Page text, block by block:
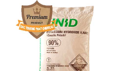
KOH ( 90%) – Potassium
Hydroxide Unid Hàn Quốc